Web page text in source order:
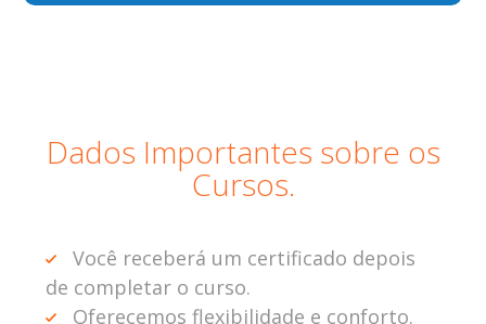
Dados Importantes sobre os
Cursos.
Você receberá um certificado depois
de completar o curso.
Oferecemos flexibilidade e conforto.